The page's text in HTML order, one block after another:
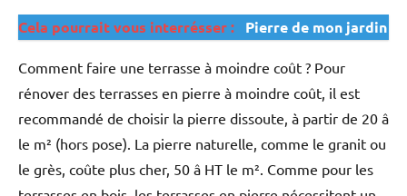
Cela pourrait vous interrésser : Pierre de mon jardin
Comment faire une terrasse à moindre coût ? Pour
rénover des terrasses en pierre à moindre coût, il est
recommandé de choisir la pierre dissoute, à partir de 20 â
le m² (hors pose). La pierre naturelle, comme le granit ou
le grès, coûte plus cher, 50 â HT le m². Comme pour les